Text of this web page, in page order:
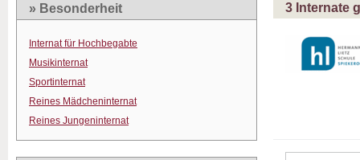
» Besonderheit
Internat für Hochbegabte
Musikinternat
Sportinternat
Reines Mädcheninternat
Reines Jungeninternat
3 Internate